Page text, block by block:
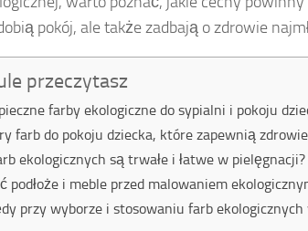
pokój, ale także zadbają o zdrowie
przeczytasz
farby ekologiczne do sypialni i pokoju
farb do pokoju dziecka, które zapewnią
ekologicznych są trwałe i łatwe w pielęgnacji?
podłoże i meble przed malowaniem
przy wyborze i stosowaniu farb ekologicznych